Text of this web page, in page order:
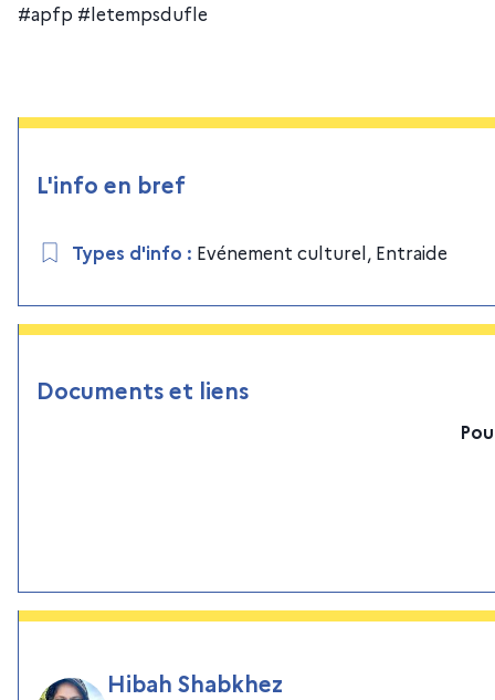
#apfp #letempsdufle
L'info en bref
Types d'info : Evénement culturel, Entraide
Documents et liens
Hibah Shabkhez